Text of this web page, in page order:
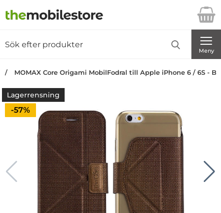
Startsidan för Danira Telecom AB
Meny
MOMAX Core Origami MobilFodral till Apple iPhone 6 / 6S -
Lagerrensning
Priset är nedsatt med
-57%